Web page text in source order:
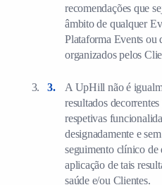
recomendações que
âmbito de qualquer
Plataforma Events ou
organizados pelos
A UpHill não é
resultados
respetivas
designadamente e
seguimento clínico de
aplicação de tais
saúde e/ou Clientes.